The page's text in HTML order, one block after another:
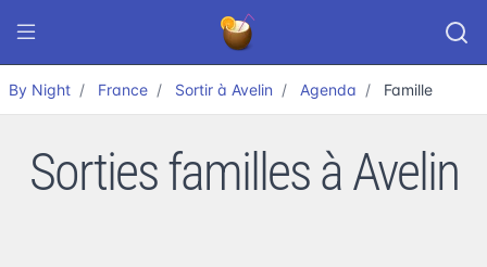
By Night France Sortir à Avelin Agenda Famille
Sorties familles à Avelin